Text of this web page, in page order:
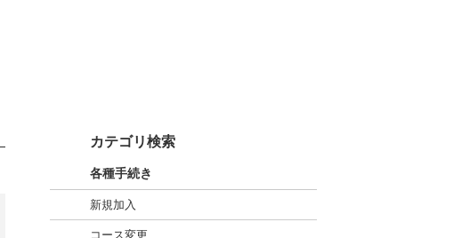
カテゴリ検索
各種手続き
新規加入
コース変更